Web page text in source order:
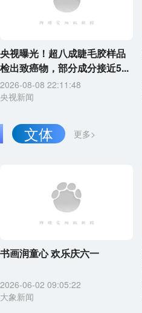
央视曝光！超八成睫毛胶样品
检出致癌物，部分成分接近5...
2026-08-08 22:11:48
央视新闻
更多>
文体
书画润童心 欢乐庆六一
2026-06-02 09:05:22
大象新闻